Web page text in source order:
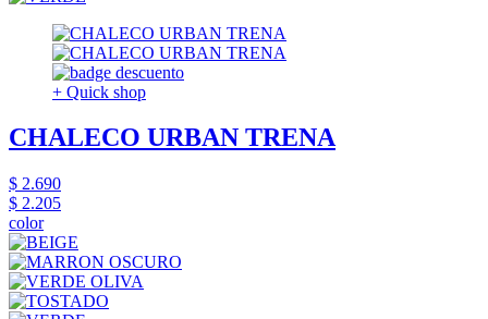
+ Quick shop
CHALECO URBAN TRENA
$ 2.690
$ 2.205
color